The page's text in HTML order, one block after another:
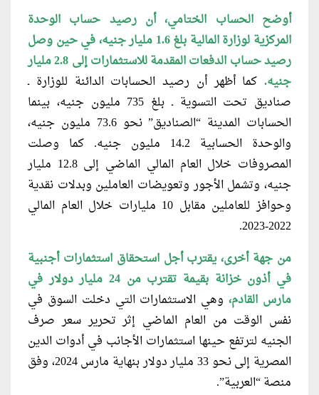
أوضح الحساب الختامي، أن رصيد حساب الوحدة
المركزية لوزارة المالية بلغ 1.6 مليار جنيه، في حين وصل
رصيد حساب الدفعات المقدمة للاستثمارات إلى 2.8 مليار
جنيه. كما أظهر أن رصيد الحسابات الدائنة للوزارة ـ
صناديق تحت التسوية ـ بلغ 735 مليون جنيه، بينما
الحسابات المدينة “الصناديق” نحو 73.6 مليون جنيه،
والوحدة الحسابية 14.2 مليون جنيه. كما وصلت
المصروفات خلال العام المالي الماضي إلى 12.8 مليار
جنيه، وتشمل الأجور وتعويضات العاملين وبدلات نقدية
وحوافز للعاملين مقابل 10 مليارات خلال العام المالي
2022-2023.
من جهة أخرى، يقترب أجل استحقاقاستثمارات أجنبية
في أذون خزانة بقيمة تقترب من 24 مليار دولار في
مارس القادم،وهي الاستثمارات التي دخلت السوق في
نفس الوقت من العام الماضي إثر تحرير سعر صرف
الجنيه لترتفع حينها استثمارات الأجانب في أدوات الدين
المصرية إلى نحو 33 مليار دولار بنهاية مارس 2024، وفق
منصة “العربية”.